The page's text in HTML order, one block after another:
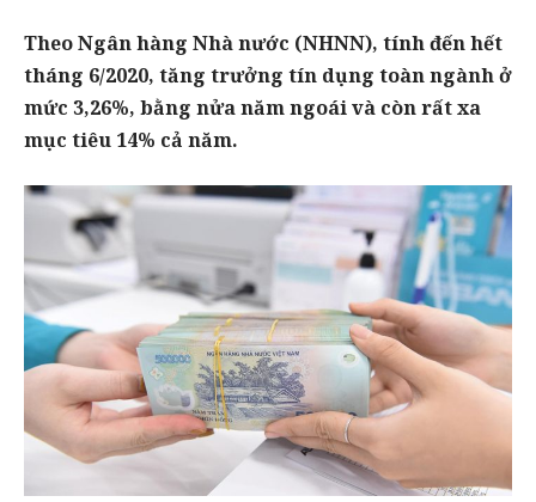
Theo Ngân hàng Nhà nước (NHNN), tính đến hết
tháng 6/2020, tăng trưởng tín dụng toàn ngành ở
mức 3,26%, bằng nửa năm ngoái và còn rất xa
mục tiêu 14% cả năm.